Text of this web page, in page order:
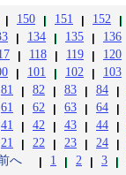
152
151
150
136
135
134
120
119
118
103
102
101
84
83
82
81
64
63
62
61
44
43
42
41
24
23
22
21
3
2
1
へ